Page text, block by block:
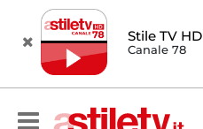
Stile TV HD
Canale 78